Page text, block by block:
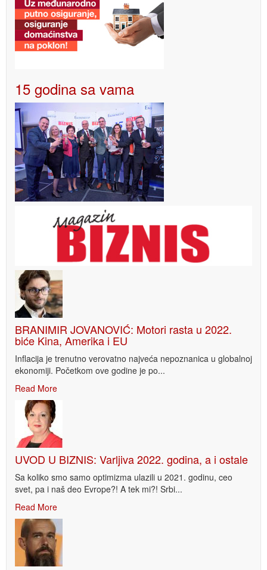
15 godina sa vama
BRANIMIR JOVANOVIĆ: Motori rasta u 2022.
biće Kina, Amerika i EU
Inflacija je trenutno verovatno najveća nepoznanica u globalnoj
ekonomiji. Početkom ove godine je po...
Read More
UVOD U BIZNIS: Varljiva 2022. godina, a i ostale
Sa koliko smo samo optimizma ulazili u 2021. godinu, ceo
svet, pa i naš deo Evrope?! A tek mi?! Srbi...
Read More